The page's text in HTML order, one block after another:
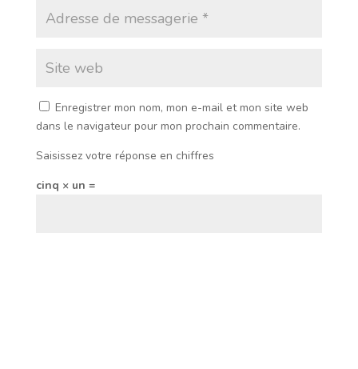
Enregistrer mon nom, mon e-mail et mon site web
dans le navigateur pour mon prochain commentaire.
Saisissez votre réponse en chiffres
cinq × un =